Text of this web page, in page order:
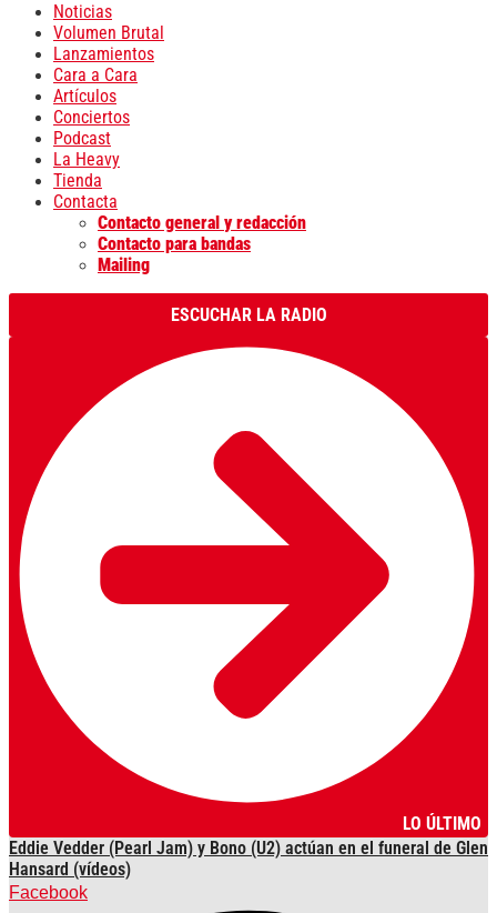
Noticias
Volumen Brutal
Lanzamientos
Cara a Cara
Artículos
Conciertos
Podcast
La Heavy
Tienda
Contacta
Contacto general y redacción
Contacto para bandas
Mailing
ESCUCHAR LA RADIO
LO ÚLTIMO
Eddie Vedder (Pearl Jam) y Bono (U2) actúan en el funeral de Glen
Hansard (vídeos)
Facebook